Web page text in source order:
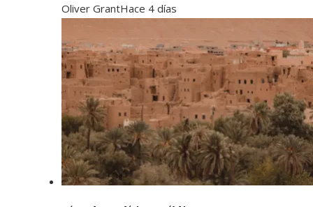
Oliver GrantHace 4 días